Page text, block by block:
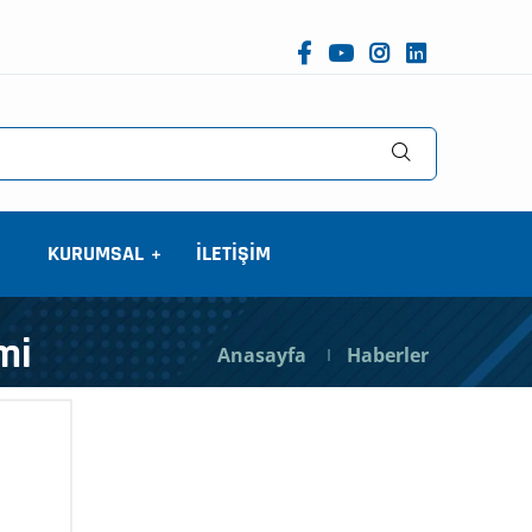
KURUMSAL İLETİŞİM
Anasayfa Haberler